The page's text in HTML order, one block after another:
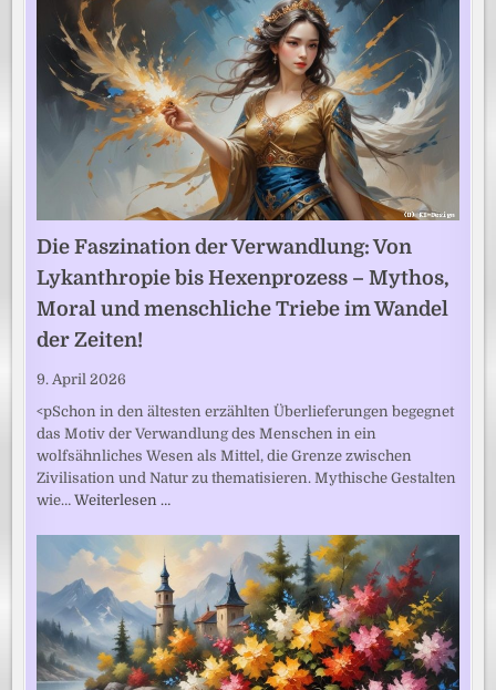
Die Faszination der Verwandlung: Von
Lykanthropie bis Hexenprozess – Mythos,
Moral und menschliche Triebe im Wandel
der Zeiten!
9. April 2026
<pSchon in den ältesten erzählten Überlieferungen begegnet
das Motiv der Verwandlung des Menschen in ein
wolfsähnliches Wesen als Mittel, die Grenze zwischen
Zivilisation und Natur zu thematisieren. Mythische Gestalten
wie…Weiterlesen …